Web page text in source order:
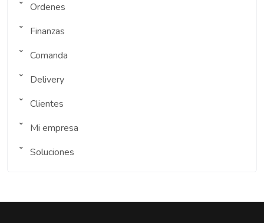
Ordenes
Finanzas
Comanda
Delivery
Clientes
Mi empresa
Soluciones